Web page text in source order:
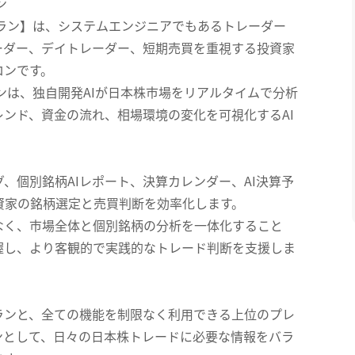
】は、システムエンジニアでもあるトレーダー
ー、デイトレーダー、短期売買を重視する投資家
です。
、独自開発AIが日本株市場をリアルタイムで分析
ド、資金の流れ、相場環境の変化を可視化するAI
個別銘柄AIレポート、決算カレンダー、AI決算予
の銘柄選定と売買判断を効率化します。
、市場全体と個別銘柄の分析を一体化すること
、より客観的で実践的なトレード判断を支援しま
と、全ての機能を制限なく利用できる上位のプレ
して、日々の日本株トレードに必要な情報をバラ